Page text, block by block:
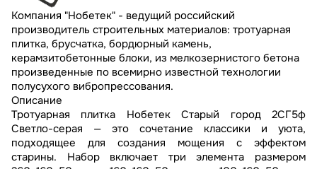
Компания "Нобетек" - ведущий российский
производитель строительных материалов: тротуарная
плитка, брусчатка, бордюрный камень,
керамзитобетонные блоки, из мелкозернистого бетона
произведенные по всемирно известной технологии
полусухого вибропрессования.
Описание
Тротуарная плитка Нобетек Старый город 2СГ5ф
Светло-серая — это сочетание классики и уюта,
подходящее для создания мощения с эффектом
старины. Набор включает три элемента размером